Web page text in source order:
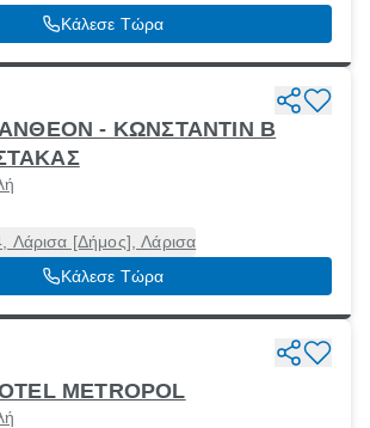
Κάλεσε Τώρα
- ΚΩΝΣΤΑΝΤΙΝ Β
Λάρισα [Δήμος], Λάρισα
Κάλεσε Τώρα
METROPOL